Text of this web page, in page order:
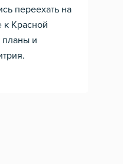
переехать на
к Красной
планы и